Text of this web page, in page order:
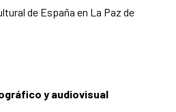
de España en La Paz de
y audiovisual